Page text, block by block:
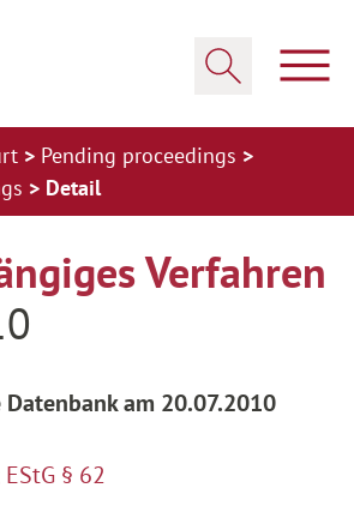
Pending proceedings
Detail
Verfahren
am 20.07.2010
§ 62